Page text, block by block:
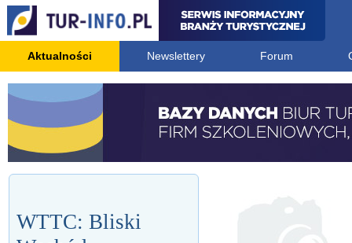
Aktualności Newslettery Forum
WTTC: Bliski